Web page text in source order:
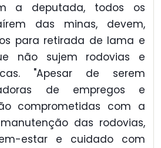
a deputada, todos os
das minas, devem,
para retirada de lama e
não sujem rodovias e
"Apesar de serem
de empregos e
comprometidas com a
das rodovias,
estar e cuidado com